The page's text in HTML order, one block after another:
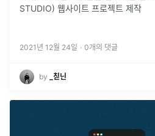
STUDIO) 웹사이트 프로젝트 제작
2021년 12월 24일 · 0개의 댓글
by _칟닌